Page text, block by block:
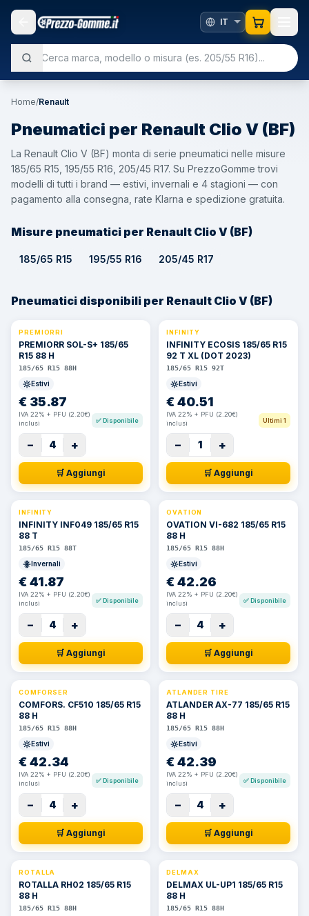
Home/Renault
Pneumatici per Renault Clio V (BF)
La Renault Clio V (BF) monta di serie pneumatici nelle misure
185/65 R15, 195/55 R16, 205/45 R17. Su PrezzoGomme trovi
modelli di tutti i brand — estivi, invernali e 4 stagioni — con
pagamento alla consegna, rate Klarna e spedizione gratuita.
Misure pneumatici per Renault Clio V (BF)
185/65 R15 195/55 R16 205/45 R17
Pneumatici disponibili per Renault Clio V (BF)
PREMIORRI
PREMIORR SOL-S+ 185/65
R15 88 H
185/65 R15 88H
Estivi
€ 35.87
IVA 22% + PFU (2.20€)
inclusi
✅Disponibile
− 4 +
🛒 Aggiungi
INFINITY
INFINITY ECOSIS 185/65 R15
92 T XL (DOT 2023)
185/65 R15 92T
Estivi
€40.51
IVA 22% + PFU (2.20€)
inclusi
Ultimi 1
− 1 +
🛒 Aggiungi
INFINITY
INFINITY INF049 185/65 R15
88 T
185/65 R15 88T
Invernali
€41.87
IVA 22% + PFU (2.20€)
inclusi
✅Disponibile
− 4 +
🛒 Aggiungi
OVATION
OVATION VI-682 185/65 R15
88 H
185/65 R15 88H
Estivi
€42.26
IVA 22% + PFU (2.20€)
inclusi
✅Disponibile
− 4 +
🛒 Aggiungi
COMFORSER
COMFORS. CF510 185/65 R15
88 H
185/65 R15 88H
Estivi
€42.34
IVA 22% + PFU (2.20€)
inclusi
✅Disponibile
− 4 +
🛒 Aggiungi
ATLANDER TIRE
ATLANDER AX-77 185/65 R15
88 H
185/65 R15 88H
Estivi
€42.39
IVA 22% + PFU (2.20€)
inclusi
✅Disponibile
− 4 +
🛒 Aggiungi
ROTALLA
ROTALLA RH02 185/65 R15
88 H
185/65 R15 88H
DELMAX
DELMAX UL-UP1 185/65 R15
88 H
185/65 R15 88H